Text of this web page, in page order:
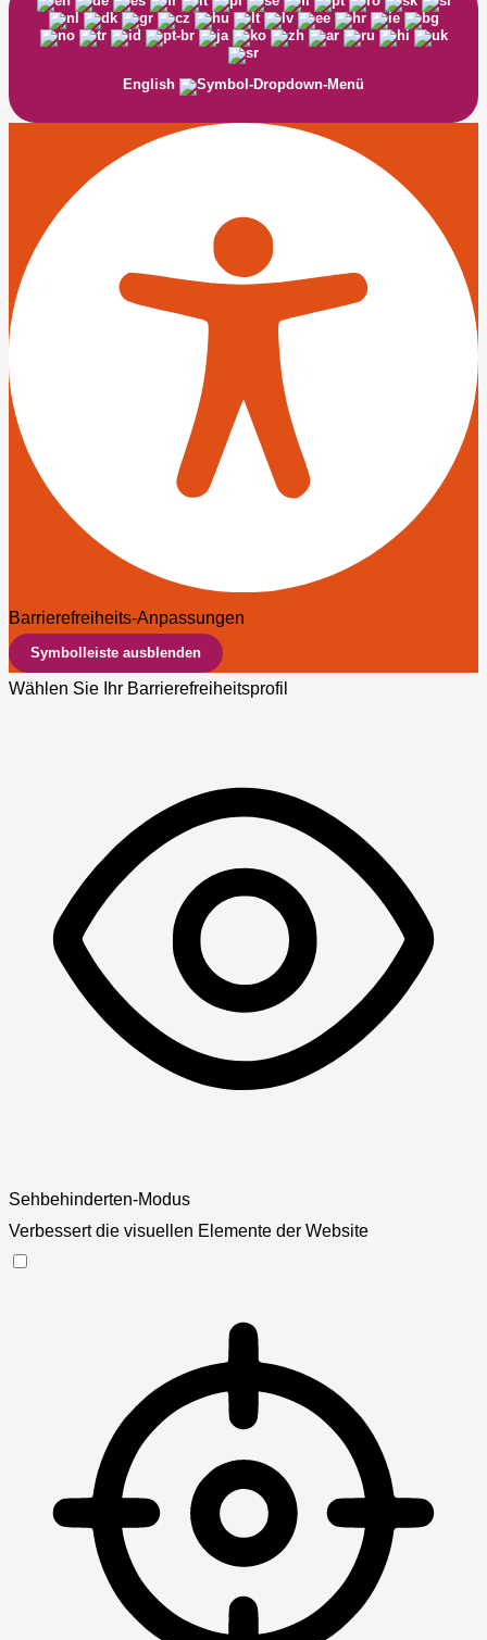
English
Barrierefreiheits-Anpassungen
Symbolleiste ausblenden
Wählen Sie Ihr Barrierefreiheitsprofil
Sehbehinderten-Modus
Verbessert die visuellen Elemente der Website